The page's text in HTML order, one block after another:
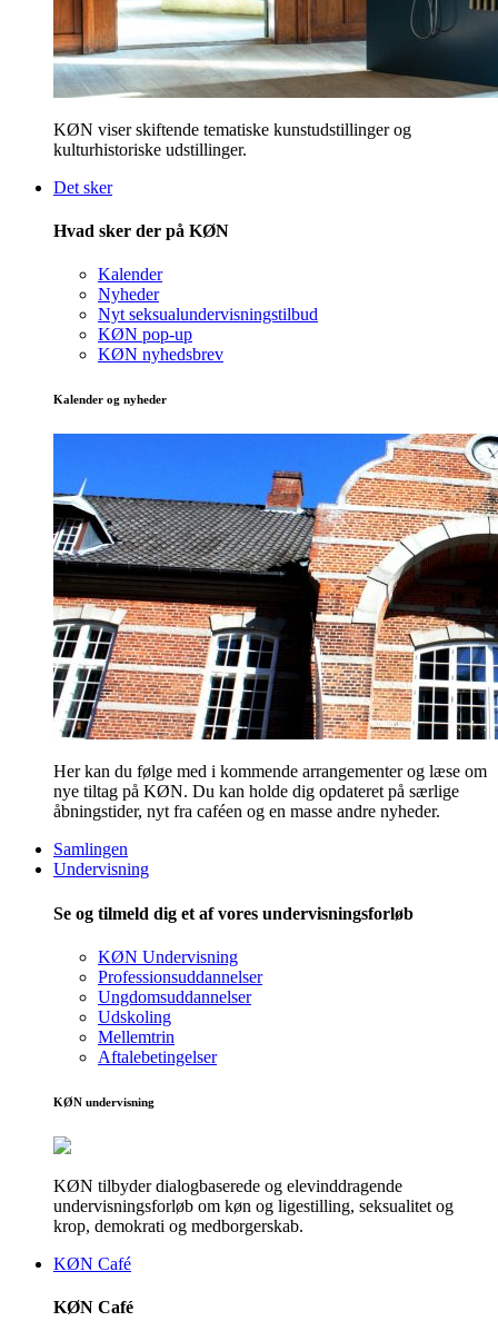
KØN viser skiftende tematiske kunstudstillinger og
kulturhistoriske udstillinger.
Det sker
Hvad sker der på KØN
Kalender
Nyheder
Nyt seksualundervisningstilbud
KØN pop-up
KØN nyhedsbrev
Kalender og nyheder
Her kan du følge med i kommende arrangementer og læse om
nye tiltag på KØN. Du kan holde dig opdateret på særlige
åbningstider, nyt fra caféen og en masse andre nyheder.
Samlingen
Undervisning
Se og tilmeld dig et af vores undervisningsforløb
KØN Undervisning
Professionsuddannelser
Ungdomsuddannelser
Udskoling
Mellemtrin
Aftalebetingelser
KØN undervisning
KØN tilbyder dialogbaserede og elevinddragende
undervisningsforløb om køn og ligestilling, seksualitet og
krop, demokrati og medborgerskab.
KØN Café
KØN Café